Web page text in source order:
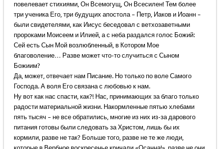
повелевает стихиями, Он Всемогущ, Он Всесилен! Тем более
три ученика Его, три будущих апостола – Петр, Иаков и Иоанн –
были свидетелями, как Иисус беседовал с ветхозаветными
пророками Моисеем и Илией, а с неба раздался голос Божий:
Сей есть Сын Мой возлюбленный, в Котором Мое
благоволение… Разве может что-то случиться с Сыном
Божиим?
Да, может, отвечает нам Писание. Но только по воле Самого
Господа. А воля Его связана с любовью к нам.
Ну вот как нас спасти, как?! Нас, принимающих за благо только
радости материальной жизни. Накормленные пятью хлебами
пять тысяч – не все обратились, многие из них из-за дарового
питания готовы были следовать за Христом, лишь бы их
кормили, разве не так? Больше того, разве не те же люди,